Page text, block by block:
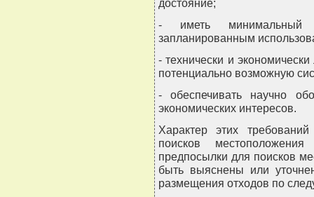
достояние;
- иметь минимальный
запланированным
- технически и
потенциально возможную
- обеспечивать научно
экономических интересов.
Характер этих
поисков
предпосылки для поисков
быть выяснены или
размещения отходов по